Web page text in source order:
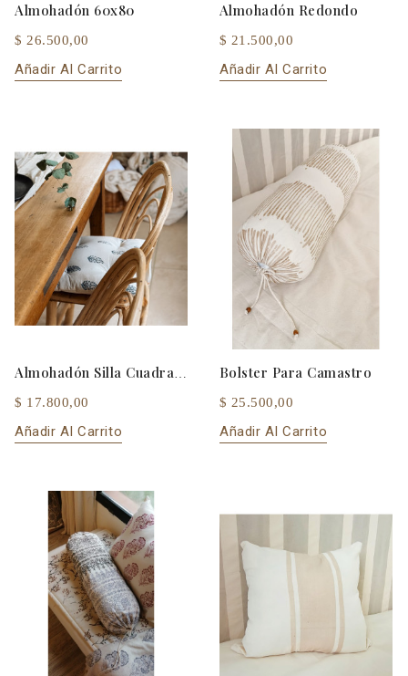
Almohadón 60x80
$ 26.500,00
Añadir Al Carrito
Almohadón Redondo
$ 21.500,00
Añadir Al Carrito
Almohadón Silla Cuadrado
$ 17.800,00
Añadir Al Carrito
Bolster Para Camastro
$ 25.500,00
Añadir Al Carrito